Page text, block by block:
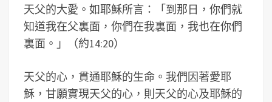
天父的大愛。如耶穌所言：「到那日，你們就
知道我在父裏面，你們在我裏面，我也在你們
裏面。」（約14:20）
天父的心，貫通耶穌的生命。我們因著愛耶
穌，甘願實現天父的心，則天父的心及耶穌的